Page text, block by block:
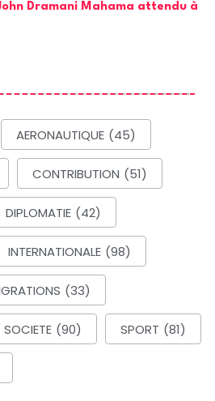
Dramani Mahama attendu à
AERONAUTIQUE (45)
CONTRIBUTION (51)
DIPLOMATIE (42)
INTERNATIONALE (98)
(33)
SOCIETE (90) SPORT (81)